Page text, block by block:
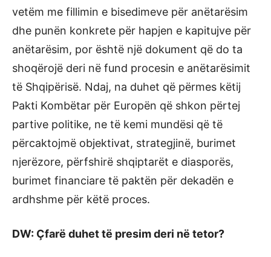
vetëm me fillimin e bisedimeve për anëtarësim
dhe punën konkrete për hapjen e kapitujve për
anëtarësim, por është një dokument që do ta
shoqërojë deri në fund procesin e anëtarësimit
të Shqipërisë. Ndaj, na duhet që përmes këtij
Pakti Kombëtar për Europën që shkon përtej
partive politike, ne të kemi mundësi që të
përcaktojmë objektivat, strategjinë, burimet
njerëzore, përfshirë shqiptarët e diasporës,
burimet financiare të paktën për dekadën e
ardhshme për këtë proces.
DW: Çfarë duhet të presim deri në tetor?